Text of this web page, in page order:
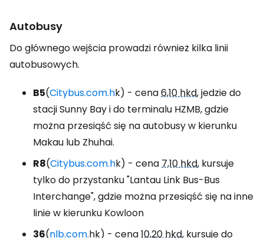
Autobusy
Do głównego wejścia prowadzi również kilka linii
autobusowych.
B5(Citybus.com.hk) - cena6,10 hkd, jedzie do
stacji Sunny Bay i do terminalu HZMB, gdzie
można przesiąść się na autobusy w kierunku
Makau lub Zhuhai.
R8(Citybus.com.hk) - cena7,10 hkd, kursuje
tylko do przystanku "Lantau Link Bus-Bus
Interchange", gdzie można przesiąść się na inne
linie w kierunku Kowloon
36(nlb.com.hk) - cena10,20 hkd, kursuje do